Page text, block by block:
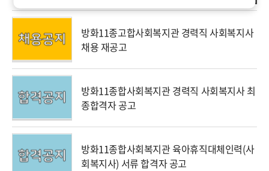
방화11종고합사회복지관 경력직 사회복지사
채용 재공고
방화11종합사회복지관 경력직 사회복지사 최
종합격자 공고
방화11종합사회복지관 육아휴직대체인력(사
회복지사) 서류 합격자 공고